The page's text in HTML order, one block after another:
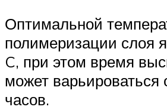
Оптимальной
полимеризации слоя
C, при этом время
может варьироваться
часов.